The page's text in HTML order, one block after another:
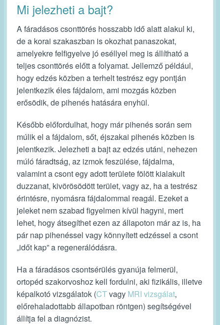
Mi jelezheti a bajt?
A fáradásos csonttörés hosszabb idő alatt alakul ki,
de a korai szakaszban is okozhat panaszokat,
amelyekre felfigyelve jó eséllyel meg is állítható a
teljes csonttörés előtt a folyamat. Jellemző például,
hogy edzés közben a terhelt testrész egy pontján
jelentkezik éles fájdalom, ami mozgás közben
erősödik, de pihenés hatására enyhül.
Később előfordulhat, hogy már pihenés során sem
múlik el a fájdalom, sőt, éjszakai pihenés közben is
jelentkezik. Jelezheti a bajt az edzés utáni, nehezen
múló fáradtság, az izmok feszülése, fájdalma,
valamint a csont egy adott területe fölött kialakult
duzzanat, kivörösödött terület, vagy az, ha a testrész
érintésre, nyomásra fájdalommal reagál. Ezeket a
jeleket nem szabad figyelmen kívül hagyni, mert
lehet, hogy átsegíthet ezen az állapoton már az is, ha
pár nap pihenéssel vagy könnyített edzéssel a csont
„időt kap” a regenerálódásra.
Ha a fáradásos csontsérülés gyanúja felmerül,
ortopéd szakorvoshoz kell fordulni, aki fizikális, illetve
képalkotó vizsgálatok (CTvagy MRI vizsgálat,
előrehaladottabb állapotban röntgen) segítségével
állítja fel a diagnózist.